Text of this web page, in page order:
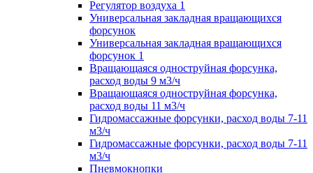
Регулятор воздуха 1
Универсальная закладная вращающихся
форсунок
Универсальная закладная вращающихся
форсунок 1
Вращающаяся одноструйная форсунка,
расход воды 9 м3/ч
Вращающаяся одноструйная форсунка,
расход воды 11 м3/ч
Гидромассажные форсунки, расход воды 7-11
м3/ч
Гидромассажные форсунки, расход воды 7-11
м3/ч
Пневмокнопки